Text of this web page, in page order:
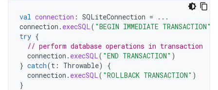
val connection : SQLiteConnection =
...
connection . execSQL( "BEGIN IMMEDIATE TRANSACTION"
try {
// perform database operations in transaction
connection . execSQL( "END TRANSACTION" )
} catch(t : Throwable)
{
connection . execSQL( "ROLLBACK TRANSACTION" )
}